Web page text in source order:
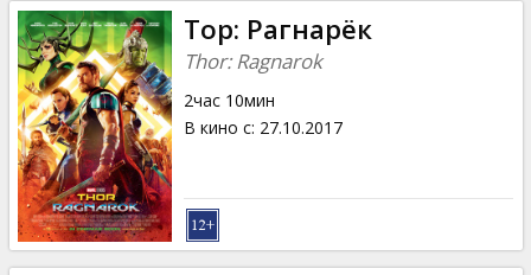
Тор: Рагнарёк
Thor: Ragnarok
2час 10мин
В кино с: 27.10.2017